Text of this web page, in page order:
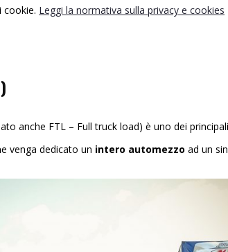
cookie. Leggi la normativa sulla privacy e cookies
anche FTL – Full truck load) è uno dei
venga dedicato un intero automezzo ad un